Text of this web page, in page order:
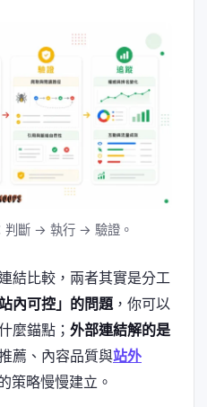
判斷 → 執行 → 驗證。
結比較，兩者其實是分工
內可控」的問題 ，你可以
麼錨點； 外部連結解的是
薦、內容品質與站外
策略慢慢建立。